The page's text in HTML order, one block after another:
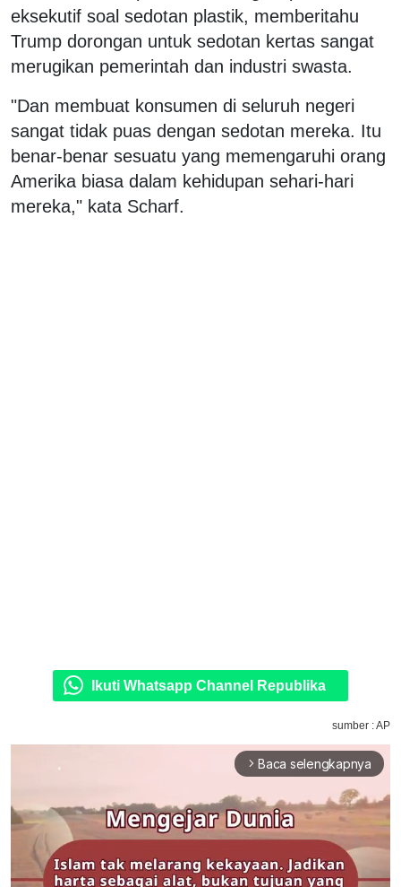
eksekutif soal sedotan plastik, memberitahu
Trump dorongan untuk sedotan kertas sangat
merugikan pemerintah dan industri swasta.
"Dan membuat konsumen di seluruh negeri
sangat tidak puas dengan sedotan mereka. Itu
benar-benar sesuatu yang memengaruhi orang
Amerika biasa dalam kehidupan sehari-hari
mereka," kata Scharf.
Ikuti Whatsapp Channel Republika
sumber : AP
arrow_forward_ios Baca selengkapnya